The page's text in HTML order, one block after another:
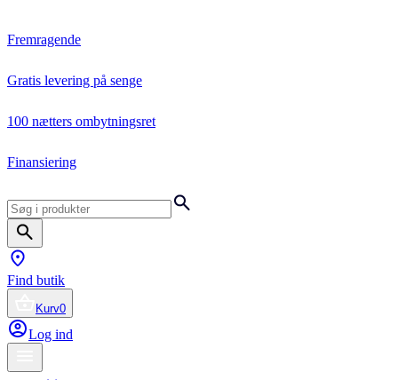
Fremragende
Gratis levering på senge
100 nætters ombytningsret
Finansiering
Find butik
Kurv0
Log ind